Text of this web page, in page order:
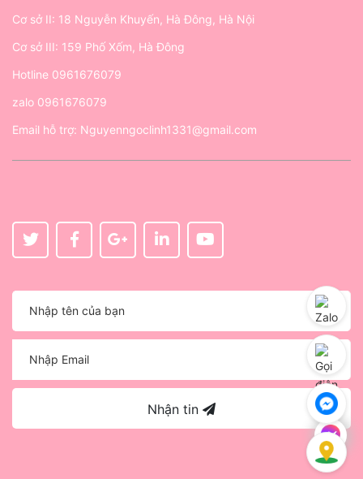
Cơ sở II: 18 Nguyễn Khuyến, Hà Đông, Hà Nội
Cơ sở III: 159 Phố Xốm, Hà Đông
Hotline 0961676079
zalo 0961676079
Email hỗ trợ: Nguyenngoclinh1331@gmail.com
Nhận tin